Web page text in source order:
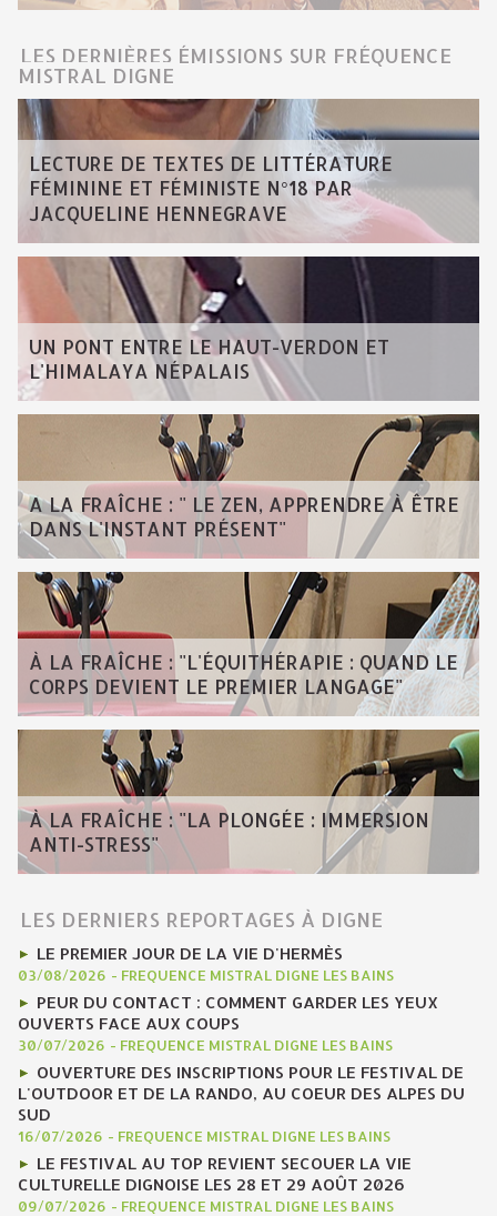
LES DERNIÈRES ÉMISSIONS SUR FRÉQUENCE
MISTRAL DIGNE
LECTURE DE TEXTES DE LITTÉRATURE
FÉMININE ET FÉMINISTE N°18 PAR
JACQUELINE HENNEGRAVE
UN PONT ENTRE LE HAUT-VERDON ET
L'HIMALAYA NÉPALAIS
A LA FRAÎCHE : " LE ZEN, APPRENDRE À ÊTRE
DANS L'INSTANT PRÉSENT"
À LA FRAÎCHE : "L'ÉQUITHÉRAPIE : QUAND LE
CORPS DEVIENT LE PREMIER LANGAGE"
À LA FRAÎCHE : "LA PLONGÉE : IMMERSION
ANTI-STRESS"
LES DERNIERS REPORTAGES À DIGNE
LE PREMIER JOUR DE LA VIE D'HERMÈS
03/08/2026 - FREQUENCE MISTRAL DIGNE LES BAINS
PEUR DU CONTACT : COMMENT GARDER LES YEUX
OUVERTS FACE AUX COUPS
30/07/2026 - FREQUENCE MISTRAL DIGNE LES BAINS
OUVERTURE DES INSCRIPTIONS POUR LE FESTIVAL DE
L'OUTDOOR ET DE LA RANDO, AU COEUR DES ALPES DU
SUD
16/07/2026 - FREQUENCE MISTRAL DIGNE LES BAINS
LE FESTIVAL AU TOP REVIENT SECOUER LA VIE
CULTURELLE DIGNOISE LES 28 ET 29 AOÛT 2026
09/07/2026 - FREQUENCE MISTRAL DIGNE LES BAINS